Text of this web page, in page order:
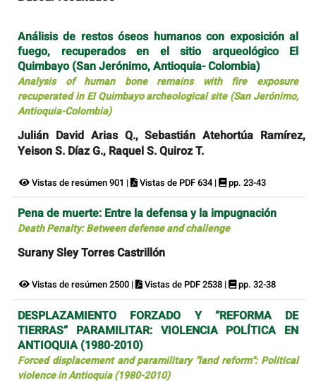
Análisis de restos óseos humanos con exposición al
fuego, recuperados en el sitio arqueológico El
Quimbayo (San Jerónimo, Antioquia- Colombia)
Analysis of human bone remains with fire exposure
recuperated in El Quimbayo archeological site (San Jerónimo,
Antioquia-Colombia)
Julián David Arias Q., Sebastián Atehortúa Ramírez,
Yeison S. Díaz G., Raquel S. Quiroz T.
Vistas de resúmen 901 | Vistas de PDF 634 | pp. 23-43
Pena de muerte: Entre la defensa y la impugnación
Death Penalty: Between defense and challenge
Surany Sley Torres Castrillón
Vistas de resúmen 2500 | Vistas de PDF 2538 | pp. 32-38
DESPLAZAMIENTO FORZADO Y “REFORMA DE
TIERRAS” PARAMILITAR: VIOLENCIA POLÍTICA EN
ANTIOQUIA (1980-2010)
Forced displacement and paramilitary "land reform": Political
violence in Antioquia (1980-2010)